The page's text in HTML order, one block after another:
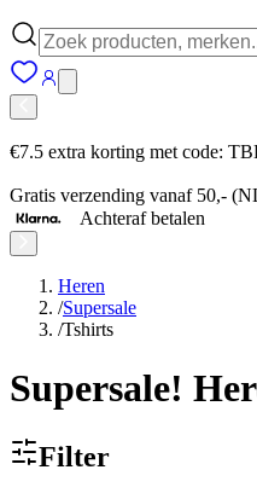
€7.5 extra korting met code:
Gratis verzending vanaf 50,-
Achteraf betalen
Heren
/Supersale
/Tshirts
Supersale!
Filter